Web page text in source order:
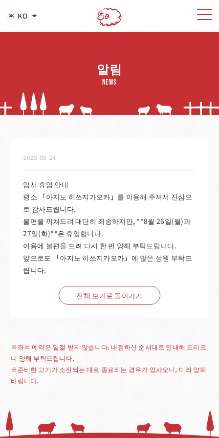
KO
EN
알림
NEWS
2025-08-24
임시 휴업 안내
평소 「아지노 히쓰지가오카」를 이용해 주셔서 진심으
로 감사드립니다.
불편을 끼쳐드려 대단히 죄송하지만, **8월 26일(월)과
27일(화)**은 휴업합니다.
이용에 불편을 드려 다시 한 번 양해 부탁드립니다.
앞으로도 「아지노 히쓰지가오카」에 많은 성원 부탁드
립니다.
전체 보기로 돌아가기
※좌석 예약은 일절 받지 않습니다. 내점하신 순서대로 안내해 드리오
니 양해 부탁드립니다.
※준비한 고기가 소진되는 대로 종료되는 경우가 있사오니, 미리 양해
바랍니다.